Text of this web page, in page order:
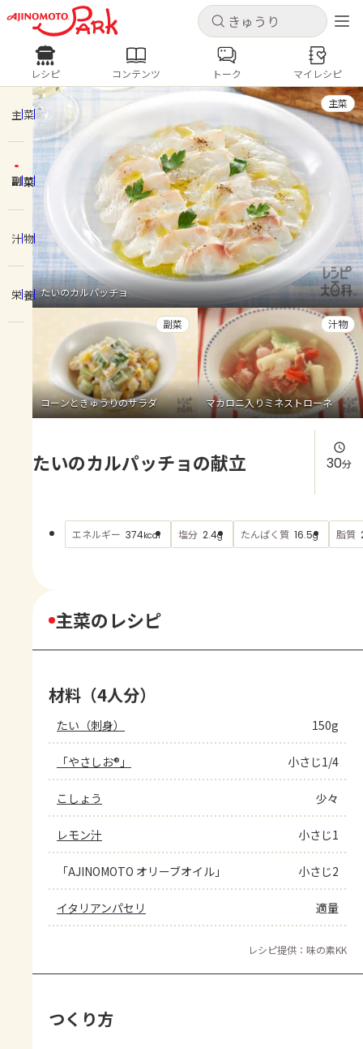
キャンセル
ログインするとレシピを保存できます
新規登録
ホーム
コンテンツ
レシピ
トーク
よくあるお問い合わせ
お買い物
AJINOMOTO PARK とは
キャンセル
レシピ コンテンツ
人気の食材・レシピ
きゅうり なす トマト
とうもろこし
ピーマン
みょうが ゴーヤ
レシピ コンテンツ トーク マイレシピ
主菜
副菜
汁物
栄養 たいのカルパッチョ
主菜
コーンときゅうりのサラダ
副菜
マカロニ入りミネストローネ
汁物
たいのカルパッチョの献立 30分
エネルギー 374kcal 塩分 2.4g たんぱく質 16.5g 脂質
主菜のレシピ
材料（4人分）
たい（刺身） 150g
「やさしお®」 小さじ1/4
こしょう 少々
レモン汁 小さじ1
「AJINOMOTO オリーブオイル」 小さじ2
イタリアンパセリ 適量
レシピ提供：味の素KK
つくり方